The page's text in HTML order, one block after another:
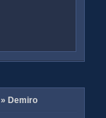
» Demiro